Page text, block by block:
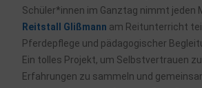
Schüler*innen im Ganztag nimmt jeden
Reitstall Glißmann am Reitunterricht
Pferdepflege und pädagogischer
Ein tolles Projekt, um Selbstvertrauen
Erfahrungen zu sammeln und